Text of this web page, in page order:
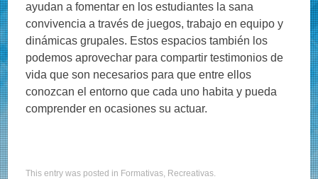
ayudan a fomentar en los estudiantes la sana
convivencia a través de juegos, trabajo en equipo y
dinámicas grupales. Estos espacios también los
podemos aprovechar para compartir testimonios de
vida que son necesarios para que entre ellos
conozcan el entorno que cada uno habita y pueda
comprender en ocasiones su actuar.
This entry was posted in Formativas, Recreativas.